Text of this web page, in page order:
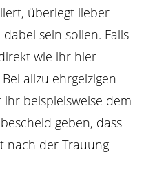
überlegt lieber
sein sollen. Falls
wie ihr hier
allzu ehrgeizigen
beispielsweise dem
geben, dass
nach der Trauung